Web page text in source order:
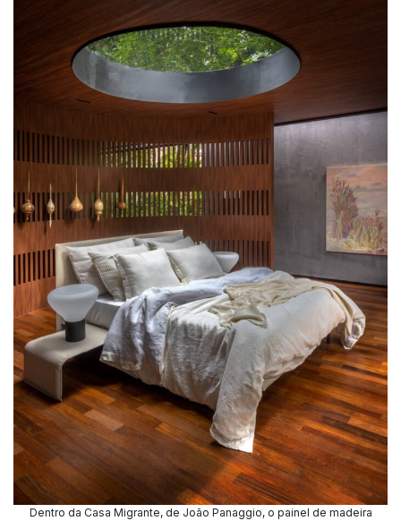
Dentro da Casa Migrante, de João Panaggio, o painel de madeira